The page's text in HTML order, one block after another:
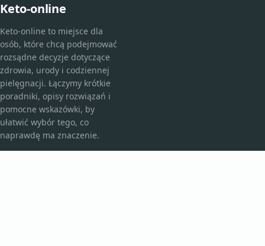
Keto-online
Keto-online to miejsce dla
osób, które chcą podejmować
rozsądne decyzje dotyczące
zdrowia, urody i codziennej
pielęgnacji. Łączymy krótkie
poradniki, opisy rozwiązań i
pomocne wskazówki, by
ułatwić wybór tego, co
naprawdę ma znaczenie.